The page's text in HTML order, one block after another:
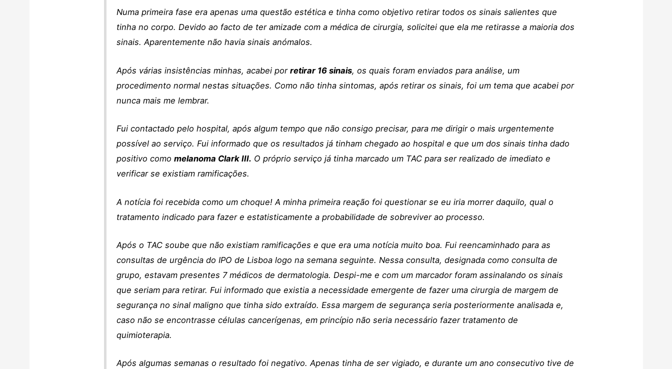
Numa primeira fase era apenas uma questão estética e tinha como objetivo retirar todos os sinais salientes que
tinha no corpo. Devido ao facto de ter amizade com a médica de cirurgia, solicitei que ela me retirasse a maioria dos
sinais. Aparentemente não havia sinais anómalos.
Após várias insistências minhas, acabei por retirar 16 sinais, os quais foram enviados para análise, um
procedimento normal nestas situações. Como não tinha sintomas, após retirar os sinais, foi um tema que acabei por
nunca mais me lembrar.
Fui contactado pelo hospital, após algum tempo que não consigo precisar, para me dirigir o mais urgentemente
possível ao serviço. Fui informado que os resultados já tinham chegado ao hospital e que um dos sinais tinha dado
positivo como melanoma Clark III. O próprio serviço já tinha marcado um TAC para ser realizado de imediato e
verificar se existiam ramificações.
A notícia foi recebida como um choque! A minha primeira reação foi questionar se eu iria morrer daquilo, qual o
tratamento indicado para fazer e estatisticamente a probabilidade de sobreviver ao processo.
Após o TAC soube que não existiam ramificações e que era uma notícia muito boa. Fui reencaminhado para as
consultas de urgência do IPO de Lisboa logo na semana seguinte. Nessa consulta, designada como consulta de
grupo, estavam presentes 7 médicos de dermatologia. Despi-me e com um marcador foram assinalando os sinais
que seriam para retirar. Fui informado que existia a necessidade emergente de fazer uma cirurgia de margem de
segurança no sinal maligno que tinha sido extraído. Essa margem de segurança seria posteriormente analisada e,
caso não se encontrasse células cancerígenas, em princípio não seria necessário fazer tratamento de
quimioterapia.
Após algumas semanas o resultado foi negativo. Apenas tinha de ser vigiado, e durante um ano consecutivo tive de